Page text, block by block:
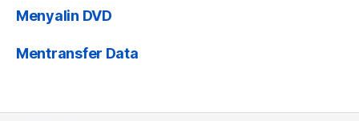
Menyalin DVD
Mentransfer Data